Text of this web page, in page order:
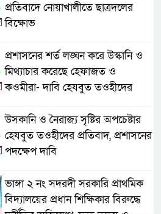
প্রতিবাদে নোয়াখালীতে ছাত্রদলের
বিক্ষোভ
প্রশাসনের শর্ত লঙ্ঘন করে উস্কানি ও
মিথ্যাচার করেছে হেফাজত ও
কওমীরা- দাবি হেযবুত তওহীদের
উসকানি ও নৈরাজ্য সৃষ্টির অপচেষ্টার
হেযবুত তওহীদের প্রতিবাদ, প্রশাসনের
পদক্ষেপ দাবি
ভাঙ্গা ২ নং সদরদী সরকারি প্রাথমিক
বিদ্যালয়ের প্রধান শিক্ষিকার বিরুদ্ধে